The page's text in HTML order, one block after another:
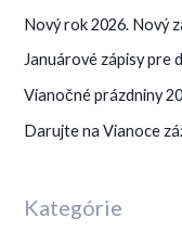
Nový rok 2026. Nový
Januárové zápisy pre
Vianočné prázdniny
Darujte na Vianoce
Kategórie
r